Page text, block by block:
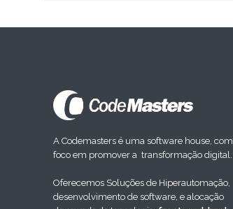
A Codemasters é uma software house, com
foco em promover a transformação digital.
Oferecemos Soluções de Hiperautomação,
desenvolvimento de software, e alocação